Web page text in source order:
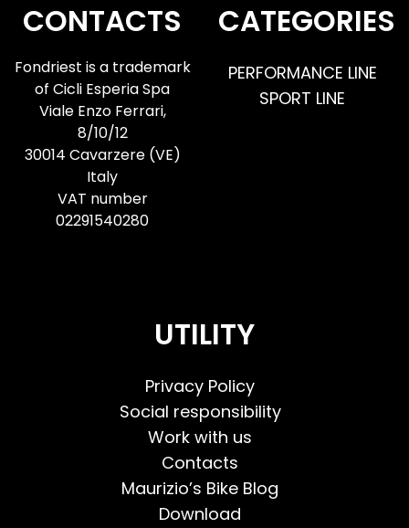
CONTACTS
Fondriest is a trademark
of Cicli Esperia Spa
Viale Enzo Ferrari,
8/10/12
30014 Cavarzere (VE)
Italy
VAT number
02291540280
CATEGORIES
PERFORMANCE LINE
SPORT LINE
UTILITY
Privacy Policy
Social responsibility
Work with us
Contacts
Maurizio’s Bike Blog
Download